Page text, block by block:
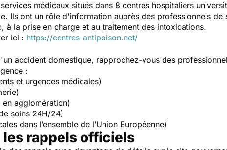
médicaux situés dans 8 centres hospitaliers
Ils ont un rôle d'information auprès des professionnels de
à la prise en charge et au traitement des intoxications.
ici : https://centres-antipoison.net/
accident domestique, rapprochez-vous des
:
et urgences médicales)
en agglomération)
soins 24H/24)
dans l’ensemble de l’Union Européenne)
les rappels officiels